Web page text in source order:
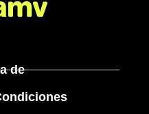
de